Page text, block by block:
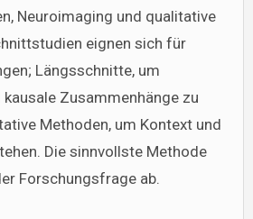
Neuroimaging und qualitative
eignen sich für
Längsschnitte, um
Zusammenhänge zu
Methoden, um Kontext und
Die sinnvollste Methode
Forschungsfrage ab.